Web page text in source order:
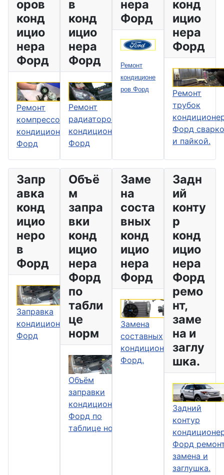
оров
конд
ицио
нера
Форд
Ремонт
компрессоров
кондиционера
Форд
в
конд
ицио
нера
Форд
Ремонт
радиаторов
кондиционера
Форд
нера
Форд
Ремонт
кондиционе
ров Форд
конд
ицио
нера
Форд
Ремонт
трубок
Форд
и пайкой.
Запр
авка
конд
ицио
неро
в
Форд
Заправка
кондиционеров
Форд
Объё
м
запра
вки
конд
ицио
нера
Форд
по
табли
це
норм
Объём
заправки
кондиционера
Форд по
таблице норм
Заме
на
соста
вных
конд
ицио
нера
Форд
Замена
составных
кондиционера
Форд.
Задн
ий
конту
р
конд
ицио
нера
Форд
ремо
нт,
заме
на и
заглу
шка.
Задний
контур
Форд
замена и
заглушка.